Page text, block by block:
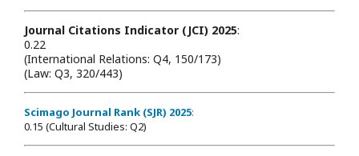
Journal Citations Indicator (JCI) 2025:
0.22
(International Relations: Q4, 150/173)
(Law: Q3, 320/443)
Scimago Journal Rank (SJR) 2025:
0.15 (Cultural Studies: Q2)